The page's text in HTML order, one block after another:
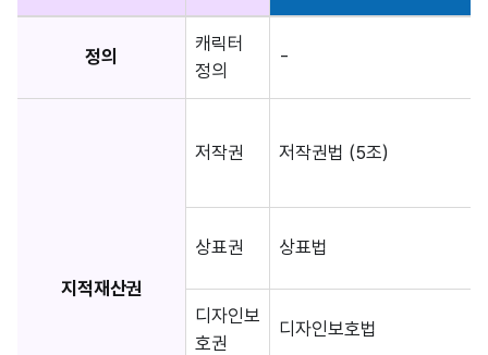
정의
캐릭터
정의
-
지적재산권
저작권 저작권법 (5조)
상표권 상표법
디자인보
호권
디자인보호법